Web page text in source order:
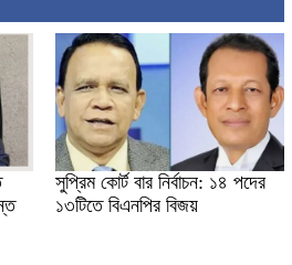
সুপ্রিম কোর্ট বার নির্বাচন: ১৪ পদের
১৩টিতে বিএনপির বিজয়